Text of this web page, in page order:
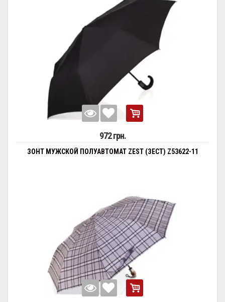
972 грн.
ЗОНТ МУЖСКОЙ ПОЛУАВТОМАТ ZEST (ЗЕСТ) Z53622-11